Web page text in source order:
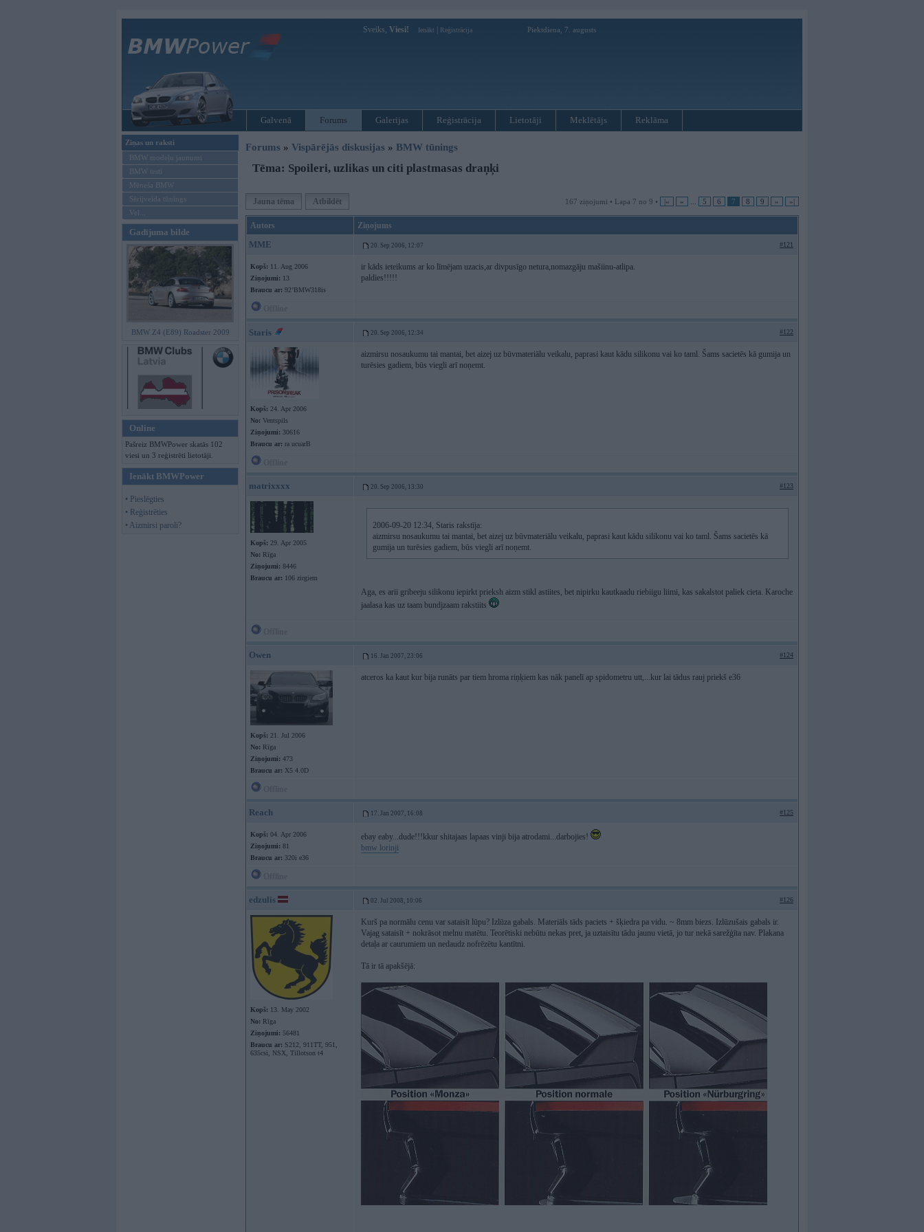
Sveiks, Viesi! Ienākt Reģistrācija Piektdiena, 7. augusts
Galvenā Forums Galerijas Reģistrācija Lietotāji Meklētājs Reklāma
Ziņas un raksti
BMW modeļu jaunumi
BMW testi
Mēneša BMW
Sērijveida tūnings
Vel...
Gadījuma bilde
BMW Z4 (E89) Roadster 2009
Online
Pašreiz BMWPower skatās 102
viesi un 3 reģistrēti lietotāji.
Ienākt BMWPower
• Pieslēgties
• Reģistrēties
• Aizmirsi paroli?
Forums » Vispārējās diskusijas » BMW tūnings
Tēma: Spoileri, uzlikas un citi plastmasas draņķi
Jauna tēma Atbildēt 167 ziņojumi • Lapa 7 no 9 • |« « 5 6 7 8 9 » »|
Autors Ziņojums
MME 20. Sep 2006, 12:07 #121
Kopš: 11. Aug 2006
Ziņojumi: 13
Braucu ar: 92’BMW318is
ir kāds ieteikums ar ko līmējam uzacis,ar divpusīgo netura,nomazgāju mašiinu-atlipa.
paldies!!!!!
Staris 20. Sep 2006, 12:34 #122
Kopš: 24. Apr 2006
No: Ventspils
Ziņojumi: 30616
Braucu ar: ra ucuarB
aizmirsu nosaukumu tai mantai, bet aizej uz būvmateriālu veikalu, paprasi kaut kādu silikonu vai ko taml. Šams sacietēs kā gumija un
turēsies gadiem, būs viegli arī noņemt.
matrixxxx 20. Sep 2006, 13:30 #123
Kopš: 29. Apr 2005
No: Rīga
Ziņojumi: 8446
Braucu ar: 106 zirgiem
2006-09-20 12:34, Staris rakstīja:
aizmirsu nosaukumu tai mantai, bet aizej uz būvmateriālu veikalu, paprasi kaut kādu silikonu vai ko taml. Šams sacietēs kā
gumija un turēsies gadiem, būs viegli arī noņemt.
Aga, es arii gribeeju silikonu iepirkt prieksh aizm stikl astiites, bet nipirku kautkaadu riebiigu liimi, kas sakalstot paliek cieta. Karoche
jaalasa kas uz taam bundjzaam rakstiits
Owen 16. Jan 2007, 23:06 #124
Kopš: 21. Jul 2006
No: Rīga
Ziņojumi: 473
Braucu ar: X5 4.0D
atceros ka kaut kur bija runāts par tiem hroma riņķiem kas nāk panelī ap spidometru utt,...kur lai tādus rauj priekš e36
Reach 17. Jan 2007, 16:08 #125
Kopš: 04. Apr 2006
Ziņojumi: 81
Braucu ar: 320i e36
ebay eaby...dude!!!kkur shitajaas lapaas vinji bija atrodami...darbojies!
bmw lorinji
edzulis 02. Jul 2008, 10:06 #126
Kopš: 13. May 2002
No: Rīga
Ziņojumi: 56481
Braucu ar: S212, 911TT, 951,
635csi, NSX, Tillotson t4
Kurš pa normālu cenu var sataisīt lūpu? Izlūza gabals. Materiāls tāds paciets + šķiedra pa vidu. ~ 8mm biezs. Izlūzušais gabals ir.
Vajag sataisīt + nokrāsot melnu matētu. Teorētiski nebūtu nekas pret, ja uztaisītu tādu jaunu vietā, jo tur nekā sarežģīta nav. Plakana
detaļa ar caurumiem un nedaudz nofrēzētu kantītni.
Tā ir tā apakšējā: